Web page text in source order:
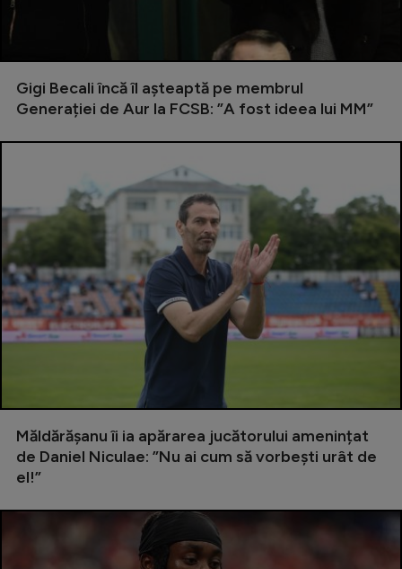
Gigi Becali încă îl așteaptă pe membrul
Generației de Aur la FCSB: ”A fost ideea lui MM”
Măldărășanu îi ia apărarea jucătorului amenințat
de Daniel Niculae: ”Nu ai cum să vorbești urât de
el!”